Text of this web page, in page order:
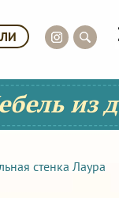
из
стенка Лаура